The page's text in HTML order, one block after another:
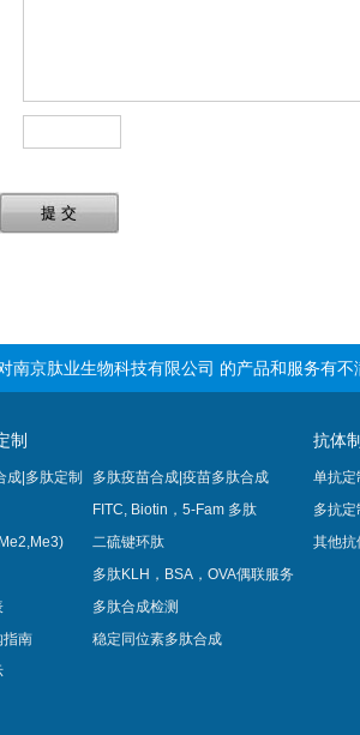
提 交
南京肽业生物科技有限公司 的产品和服务有
制
成|多肽定制
多肽疫苗合成|疫苗多肽​合成
FITC, Biotin，5-Fam 多肽
二硫键环肽
多肽KLH，BSA，OVA偶联服务
多肽合成检测
指南
稳定同位素多肽合成
抗体
单抗定
多抗
其他抗